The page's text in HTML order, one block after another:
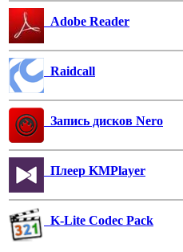
Adobe Reader
Raidcall
Запись дисков Nero
Плеер KMPlayer
K-Lite Codec Pack